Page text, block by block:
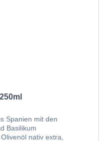
Spanien mit den
Basilikum
nativ extra,